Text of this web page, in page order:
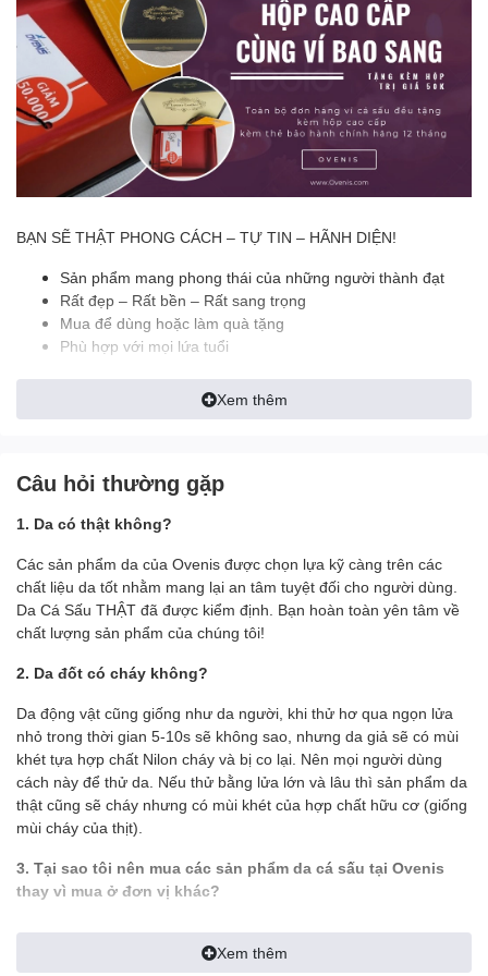
BẠN SẼ THẬT PHONG CÁCH – TỰ TIN – HÃNH DIỆN!
Sản phẩm mang phong thái của những người thành đạt
Rất đẹp – Rất bền – Rất sang trọng
Mua để dùng hoặc làm quà tặng
Phù hợp với mọi lứa tuổi
======================================
- Màu sắc: Nâu, đen, nâu đỏ
- Size khi gập lại 12.5 x 9.5 cm (6 ngăn nhỏ đựng atm, cmnd, giấy
tờ xe..)
- 3 ngăn lớn đựng tiền thoải mái (1 ngăn khóa)
- Sản phẩm được bảo hành chính hãng 1 năm
✪ GIỚI THIỆU:
- Ví Da Cá Sấu là một vật dùng tuy nhỏ bé nhưng người sở hữu
nó toát ra mộtphong thái không hề nhỏ . Bạn sẽ cảm thấytựn
tin, hãnh diệnvới những người xung quanh mỗi khi dùng tới nó.
- Một người đàn ông thành công không thể tách rời những sản
phẩm mang tính đẳng cấp. Và bạn chính là một trong
nhữngngười thành công đó khi sở hữu cho mình sản phẩm Ví
Da Cá Sấu Thật tại Ovenis.
—————————————————————
100% Sản phẩm đúng chất Da Cá Sấu (được xem hàng khi
Xem thêm
Câu hỏi thường gặp
1. Da có thật không?
Các sản phẩm da của Ovenis được chọn lựa kỹ càng trên các
chất liệu da tốt nhằm mang lại an tâm tuyệt đối cho người dùng.
Da Cá Sấu THẬT đã được kiểm định. Bạn hoàn toàn yên tâm về
chất lượng sản phẩm của chúng tôi!
2. Da đốt có cháy không?
Da động vật cũng giống như da người, khi thử hơ qua ngọn lửa
nhỏ trong thời gian 5-10s sẽ không sao, nhưng da giả sẽ có mùi
khét tựa hợp chất Nilon cháy và bị co lại. Nên mọi người dùng
cách này để thử da. Nếu thử bằng lửa lớn và lâu thì sản phẩm da
thật cũng sẽ cháy nhưng có mùi khét của hợp chất hữu cơ (giống
mùi cháy của thịt).
3. Tại sao tôi nên mua các sản phẩm da cá sấu tại Ovenis
thay vì mua ở đơn vị khác?
- Tất cả hình ảnh đều được Ovenis chụp thật trên tay để khách có
được cái nhìn chính xác nhất về sản phẩm, tránh làm sai lệch tính
Xem thêm